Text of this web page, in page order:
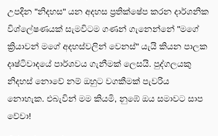
උපදින "නිදහස" යන අදහස ප්‍රතික්ෂේප කරන දාර්ශනික
විශ්ලේෂණයක් සැමවිටම ගණන් ගැනෙන්නේ "මගේ
ක්‍රියාවන් මගේ අදහස්වලින් වෙනස්" යැයි කියන පාලක
දෘෂ්ටිවාදයේ පාර්ශවය ගැනීමක් ලෙසයි. පුද්ගලයකු
නිදහස් නොවේ නම් ඔහුට වගකීමක් පැවරිය
නොහැක. එබැවින් මම කියමි, නුඹේ ඔය සමාවට සාප
වේවා!